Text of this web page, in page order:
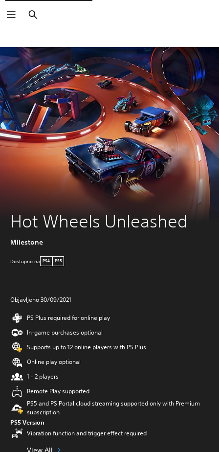
Pretraga
Hot Wheels Unleashed
Milestone
Dostupno na PS4 PS5
Objavljeno 30/09/2021
PS Plus required for online play
In-game purchases optional
Supports up to 12 online players with PS Plus
Online play optional
1 - 2 players
Remote Play supported
PS5 and PS Portal cloud streaming supported only with Premium
subscription
PS5 Version
Vibration function and trigger effect required
View All